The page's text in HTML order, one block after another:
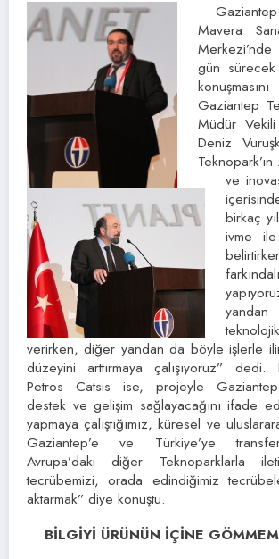
Mavera
gün sürecek
Gaziantep
Müdür
Deniz
ve
birkaç
ivme ile
verirken, diğer yandan da böyle işlerle
düzeyini arttırmaya çalışıyoruz” dedi.
Petros Catsis ise, projeyle Gaziantep
destek ve gelişim sağlayacağını ifade
yapmaya çalıştığımız, küresel ve
Gaziantep’e ve Türkiye’ye
Avrupa’daki diğer Teknoparklarla
tecrübemizi, orada edindiğimiz
aktarmak” diye konuştu.
BİLGİYİ ÜRÜNÜN İÇİNE